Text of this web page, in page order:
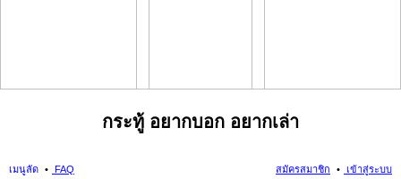
กระทู้ อยากบอก อยากเล่า
เมนูลัด FAQ เข้าสู่ระบบ
สมัครสมาชิก